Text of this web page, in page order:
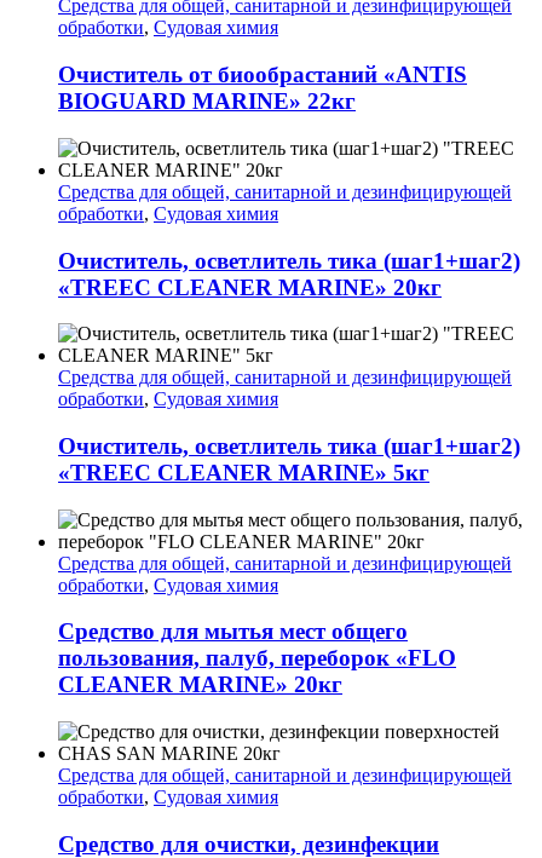
Средства для общей, санитарной и дезинфицирующей
обработки, Судовая химия
Очиститель от биообрастаний «ANTIS
BIOGUARD MARINE» 22кг
Средства для общей, санитарной и дезинфицирующей
обработки, Судовая химия
Очиститель, осветлитель тика (шаг1+шаг2)
«TREEC CLEANER MARINE» 20кг
Средства для общей, санитарной и дезинфицирующей
обработки, Судовая химия
Очиститель, осветлитель тика (шаг1+шаг2)
«TREEC CLEANER MARINE» 5кг
Средства для общей, санитарной и дезинфицирующей
обработки, Судовая химия
Средство для мытья мест общего
пользования, палуб, переборок «FLO
CLEANER MARINE» 20кг
Средства для общей, санитарной и дезинфицирующей
обработки, Судовая химия
Средство для очистки, дезинфекции